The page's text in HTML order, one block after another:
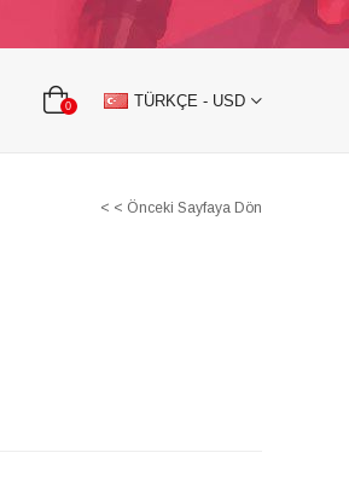
0 TÜRKÇE - USD
AKSESUARLARI
< < Önceki Sayfaya Dön